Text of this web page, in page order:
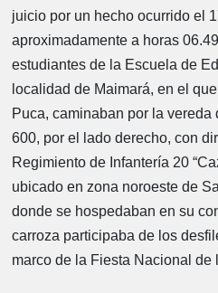
juicio por un hecho ocurrido el
aproximadamente a horas
estudiantes de la Escuela de
localidad de Maimará, en el
Puca, caminaban por la vereda
600, por el lado derecho, con
Regimiento de Infantería 20
ubicado en zona noroeste de
donde se hospedaban en su
carroza participaba de los
marco de la Fiesta Nacional de